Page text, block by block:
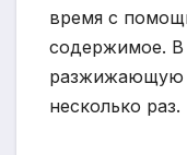
время с
содержимое. В
разжижающую
несколько раз.